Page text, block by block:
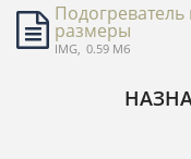
размеры
IMG, 0.59 Мб